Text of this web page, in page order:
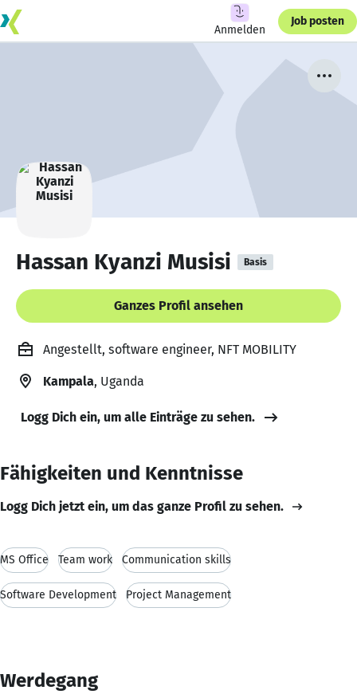
Anmelden
Job posten
Hassan Kyanzi Musisi Basis
Ganzes Profil ansehen
Angestellt, software engineer, NFT MOBILITY
Kampala, Uganda
Logg Dich ein, um alle Einträge zu sehen.
Fähigkeiten und Kenntnisse
Logg Dich jetzt ein, um das ganze Profil zu sehen.
MS Office Team work Communication skills
Software Development Project Management
Werdegang